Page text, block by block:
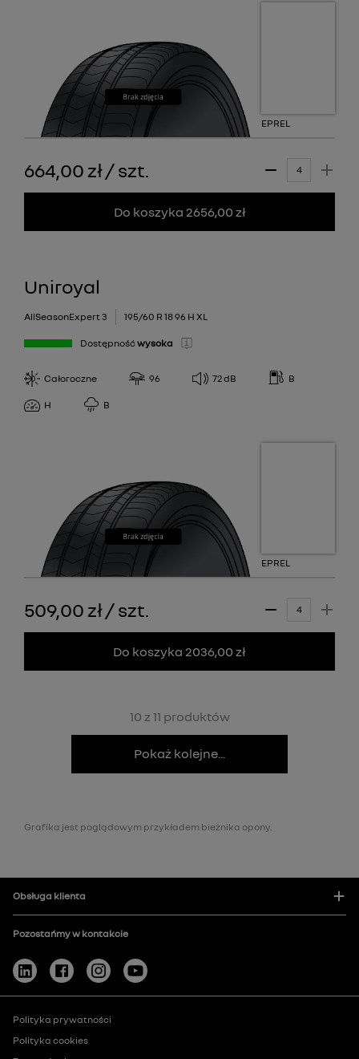
EPREL
664,00 zł/szt.
Do koszyka 2656,00 zł
Uniroyal
AllSeasonExpert 3 195/60 R 18 96 H XL
Dostępność wysoka
Całoroczne 96 72dB B
H B
EPREL
509,00 zł/szt.
Do koszyka 2036,00 zł
10 z 11 produktów
Pokaż kolejne...
Grafika jest poglądowym przykładem bieżnika opony.
Obsługa klienta
Pozostańmy w kontakcie
Polityka prywatności
Polityka cookies